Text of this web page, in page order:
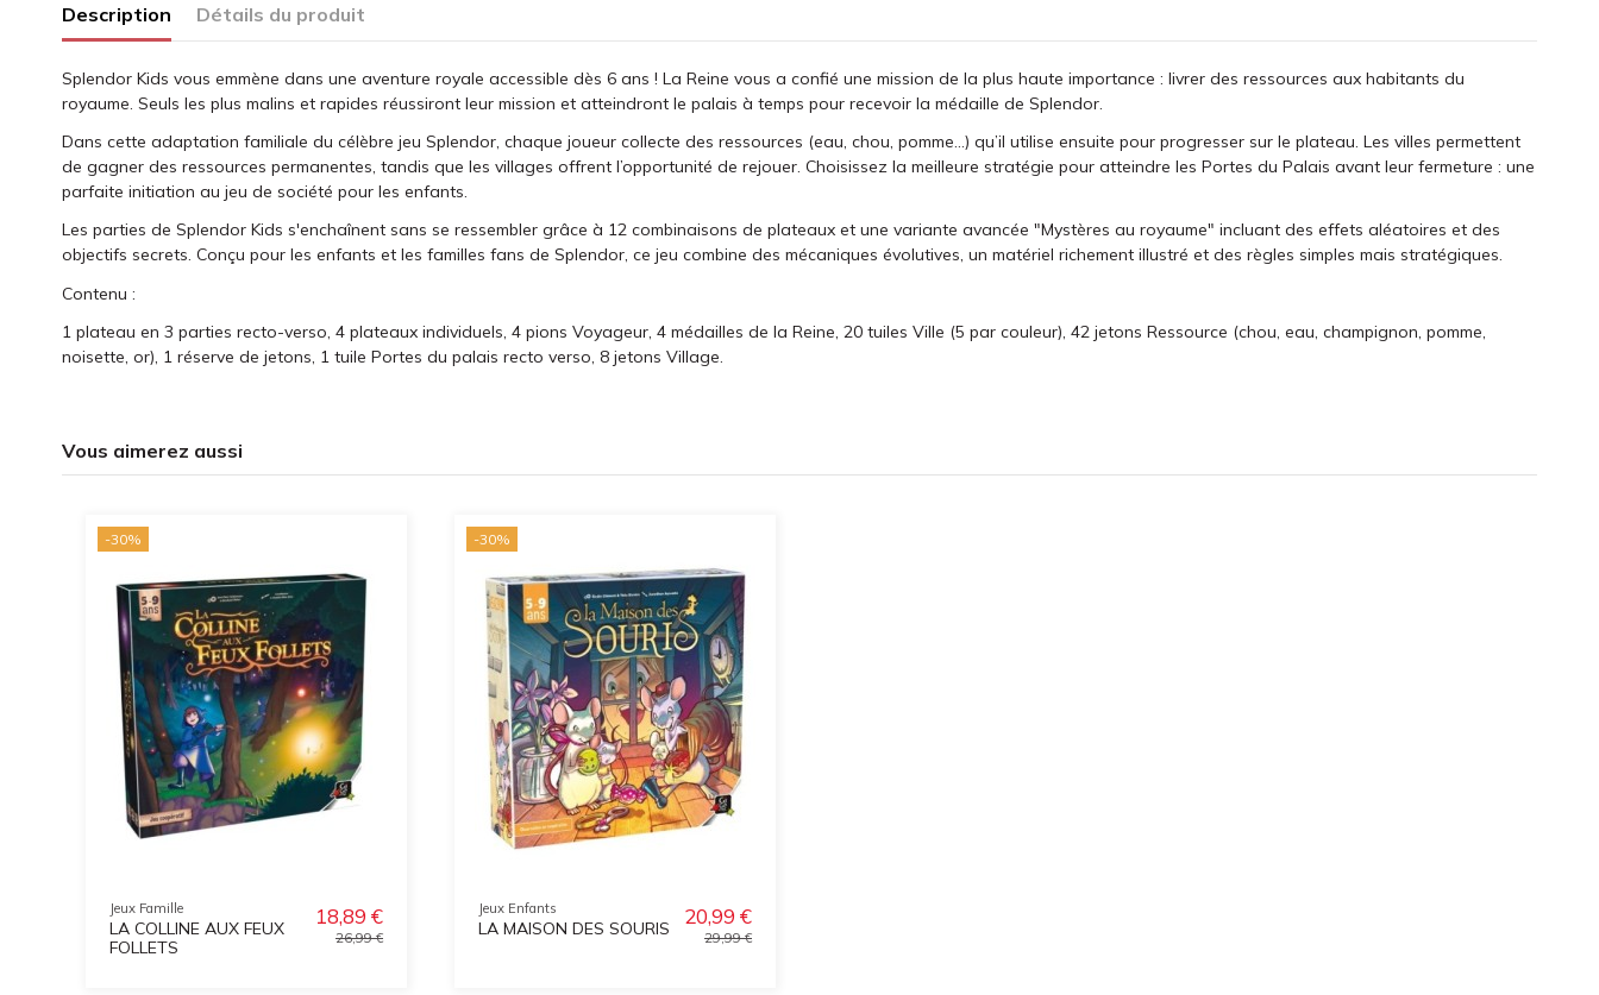
Description Détails du produit
Splendor Kids vous emmène dans une aventure royale accessible dès 6 ans ! La Reine vous a confié une mission de la plus haute importance : livrer des ressources aux habitants du
royaume. Seuls les plus malins et rapides réussiront leur mission et atteindront le palais à temps pour recevoir la médaille de Splendor.
Dans cette adaptation familiale du célèbre jeu Splendor, chaque joueur collecte des ressources (eau, chou, pomme…) qu’il utilise ensuite pour progresser sur le plateau. Les villes permettent
de gagner des ressources permanentes, tandis que les villages offrent l’opportunité de rejouer. Choisissez la meilleure stratégie pour atteindre les Portes du Palais avant leur fermeture : une
parfaite initiation au jeu de société pour les enfants.
Les parties de Splendor Kids s'enchaînent sans se ressembler grâce à 12 combinaisons de plateaux et une variante avancée "Mystères au royaume" incluant des effets aléatoires et des
objectifs secrets. Conçu pour les enfants et les familles fans de Splendor, ce jeu combine des mécaniques évolutives, un matériel richement illustré et des règles simples mais stratégiques.
Contenu :
1 plateau en 3 parties recto-verso, 4 plateaux individuels, 4 pions Voyageur, 4 médailles de la Reine, 20 tuiles Ville (5 par couleur), 42 jetons Ressource (chou, eau, champignon, pomme,
noisette, or), 1 réserve de jetons, 1 tuile Portes du palais recto verso, 8 jetons Village.
Vous aimerez aussi
-30%
Jeux Famille
LA COLLINE AUX FEUX
FOLLETS
18,89 €
26,99 €
-30%
Jeux Enfants
LA MAISON DES SOURIS
20,99 €
29,99 €